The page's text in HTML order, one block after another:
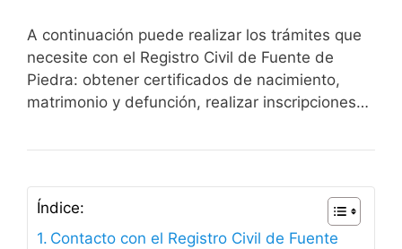
A continuación puede realizar los trámites que
necesite con el Registro Civil de Fuente de
Piedra: obtener certificados de nacimiento,
matrimonio y defunción, realizar inscripciones…
Índice:
Contacto con el Registro Civil de Fuente